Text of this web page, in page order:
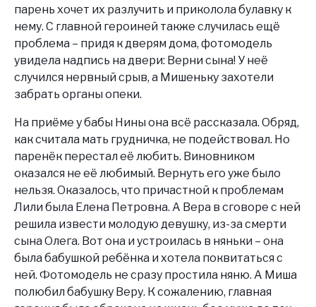
парень хочет их разлучить и приколола булавку к
нему. С главной героиней также случилась ещё
проблема – придя к дверям дома, фотомодель
увидела надпись на двери: Верни сына! У неё
случился нервный срыв, а Мишеньку захотели
забрать органы опеки.
На приёме у бабы Нины она всё рассказала. Обряд,
как считала мать грудничка, не подействовал. Но
паренёк перестал её любить. Виновником
оказался не её любимый. Вернуть его уже было
нельзя. Оказалось, что причастной к проблемам
Лили была Елена Петровна. А Вера в сговоре с ней
решила извести молодую девушку, из-за смерти
сына Олега. Вот она и устроилась в няньки – она
была бабушкой ребёнка и хотела поквитаться с
ней. Фотомодель не сразу простила няню. А Миша
полюбил бабушку Веру. К сожалению, главная